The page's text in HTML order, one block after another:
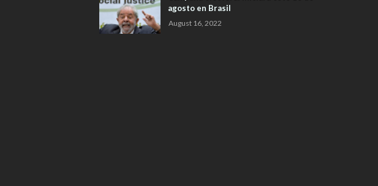
agosto en Brasil
August 16, 2022